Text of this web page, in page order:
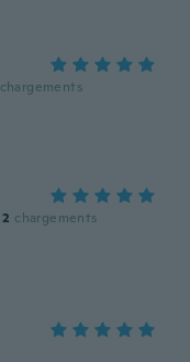
chargements
2 chargements